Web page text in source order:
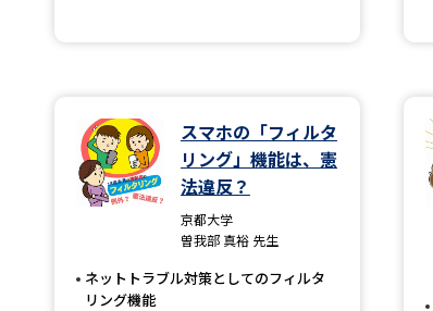
スマホの「フィルタ
リング」機能は、憲
法違反？
京都大学
曽我部 真裕 先生
ネットトラブル対策としてのフィルタ
リング機能